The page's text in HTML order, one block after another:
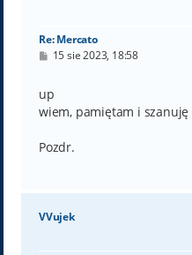
Re: Mercato
P
t
15 sie 2023, 18:58
up
wiem, pamiętam i szanuję
Pozdr.
VVujek